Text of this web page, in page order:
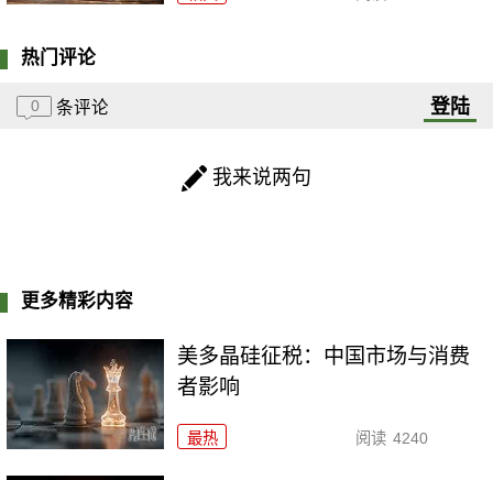
热门评论
0 条评论 登陆
我来说两句
更多精彩内容
美多晶硅征税：中国市场与消费
者影响
最热 阅读 4240